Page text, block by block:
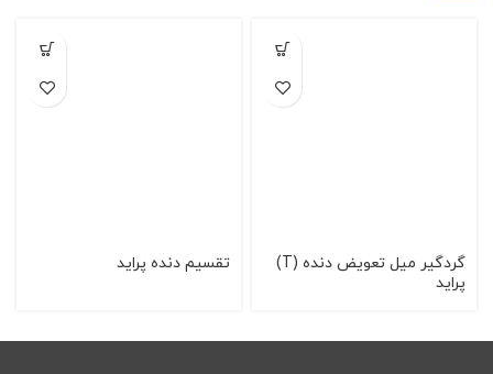
گردگیر میل تعویض دنده (T)
پراید
تقسیم دنده پراید